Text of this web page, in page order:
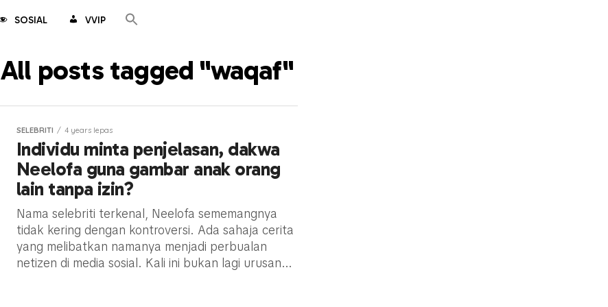
SOSIAL VVIP
All posts tagged "waqaf"
SELEBRITI 4 years lepas
Individu minta penjelasan, dakwa
Neelofa guna gambar anak orang
lain tanpa izin?
Nama selebriti terkenal, Neelofa sememangnya
tidak kering dengan kontroversi. Ada sahaja cerita
yang melibatkan namanya menjadi perbualan
netizen di media sosial. Kali ini bukan lagi urusan...